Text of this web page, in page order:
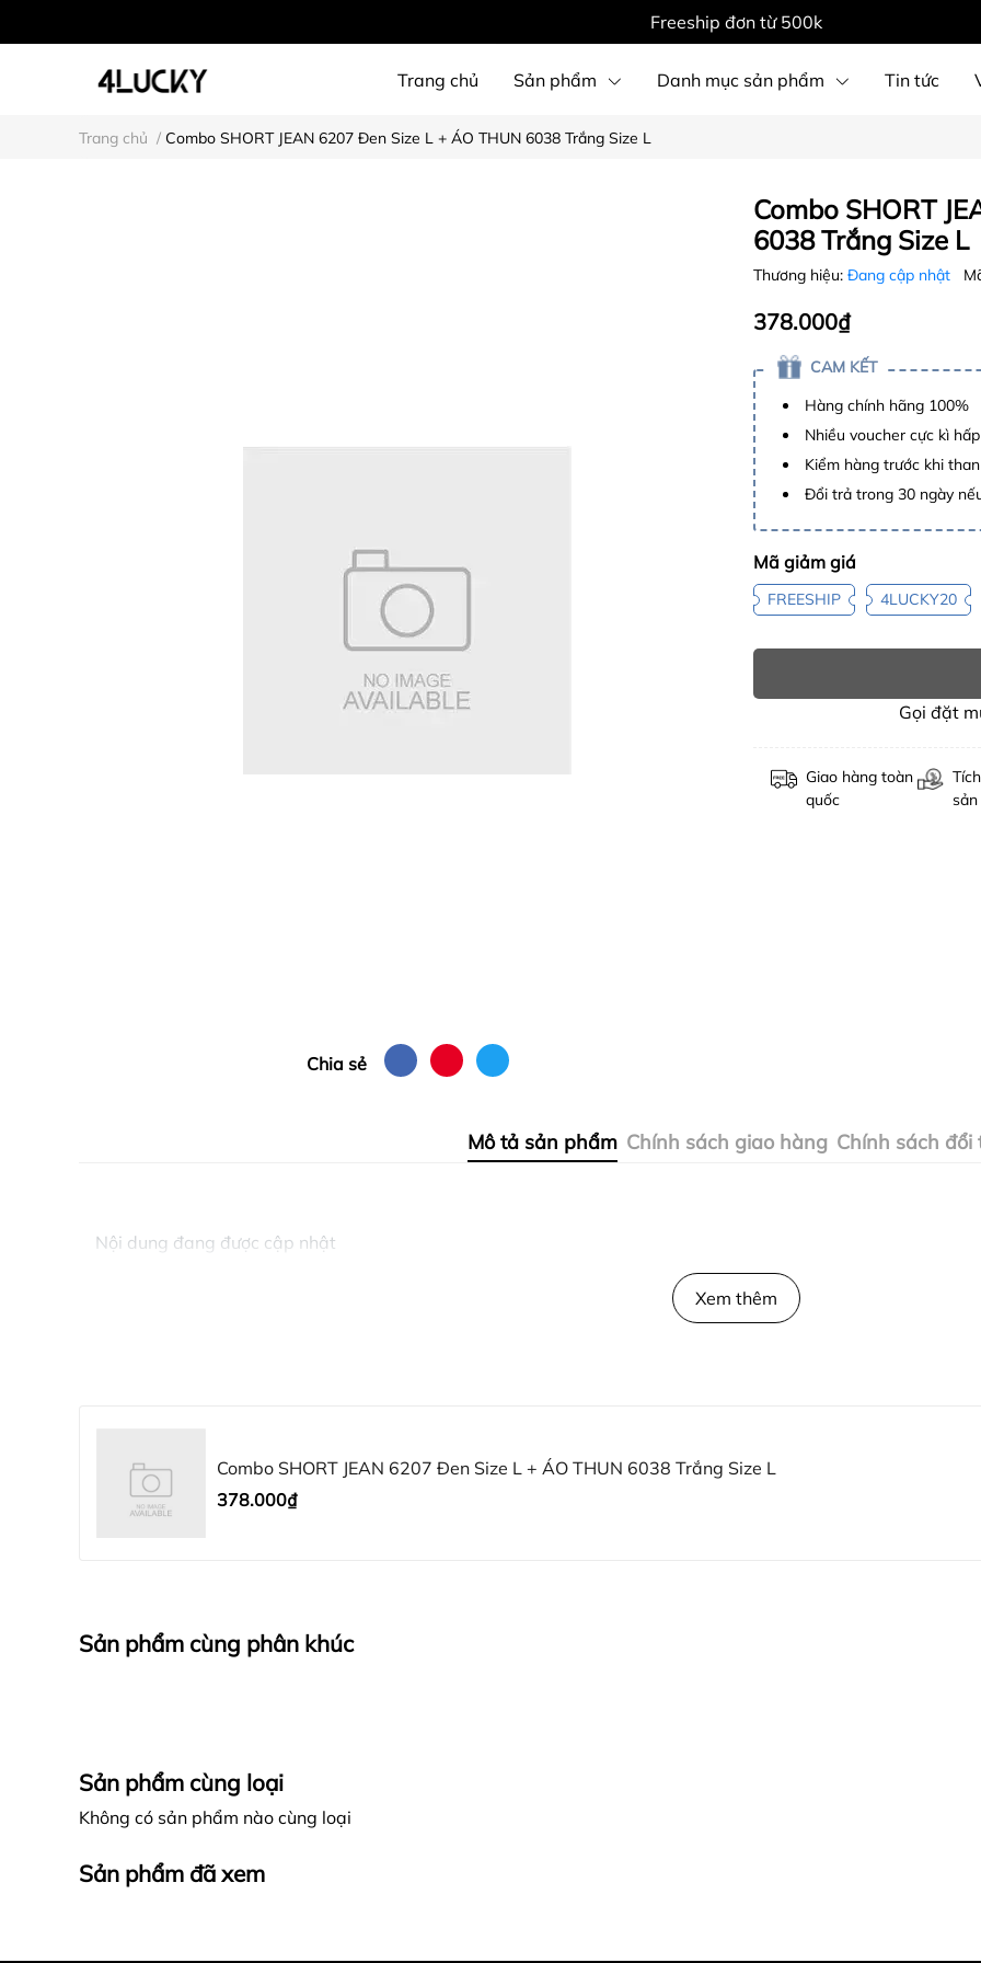
Freeship đơn từ 500k
Trang chủ Sản phẩm Danh mục sản phẩm Tin tức
Trang chủ / Combo SHORT JEAN 6207 Đen Size L + ÁO THUN 6038 Trắng Size L
Chia sẻ
Combo SHORT
6038 Trắng Size L
Thương hiệu: Đang cập nhật
378.000₫
CAM KẾT
Hàng chính hãng 100%
Nhiều voucher cực kì
Kiểm hàng trước khi
Đổi trả trong 30 ngày
Mã giảm giá
FREESHIP 4LUCKY20
Gọi đặt
Giao hàng toàn
quốc
Mô tả sản phẩm Chính sách giao hàng Chính sách đổi
Nội dung đang được cập nhật
Xem thêm
Combo SHORT JEAN 6207 Đen Size L + ÁO THUN 6038 Trắng Size L
378.000₫
Sản phẩm cùng phân khúc
Sản phẩm cùng loại
Không có sản phẩm nào cùng loại
Sản phẩm đã xem